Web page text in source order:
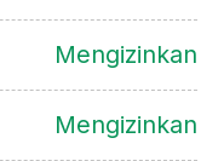
Mengizinkan
Mengizinkan